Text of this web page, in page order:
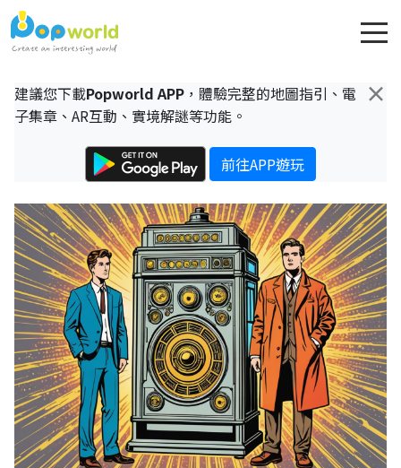
×
建議您下載Popworld APP ，體驗完整的地圖指引、電
子集章、AR互動、實境解謎等功能。
前往APP遊玩